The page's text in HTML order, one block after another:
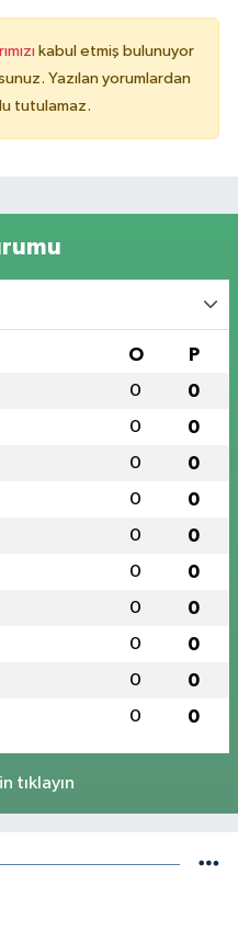
kabul etmiş bulunuyor
Yazılan yorumlardan
tutulamaz.
O P
0 0
0 0
0 0
0 0
0 0
0 0
0 0
0 0
0 0
0 0
tıklayın